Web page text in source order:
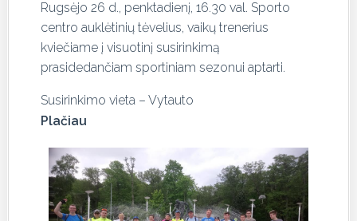
Rugsėjo 26 d., penktadienį, 16.30 val. Sporto
centro auklėtinių tėvelius, vaikų trenerius
kviečiame į visuotinį susirinkimą
prasidedančiam sportiniam sezonui aptarti.
Susirinkimo vieta – Vytauto
Plačiau